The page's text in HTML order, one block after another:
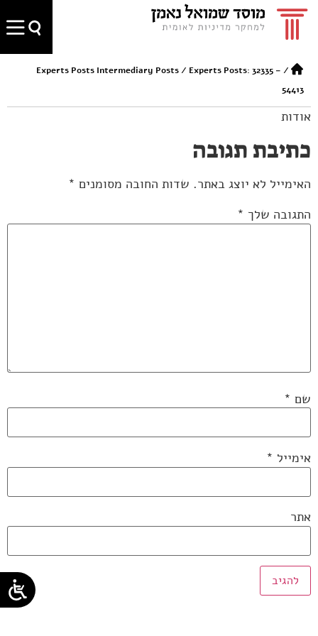
/
Experts Posts Intermediary Posts/ Experts Posts: 32335 –
54413
אודות
כתיבת תגובה
האימייל לא יוצג באתר. שדות החובה מסומנים *
התגובה שלך *
שם *
אימייל *
אתר